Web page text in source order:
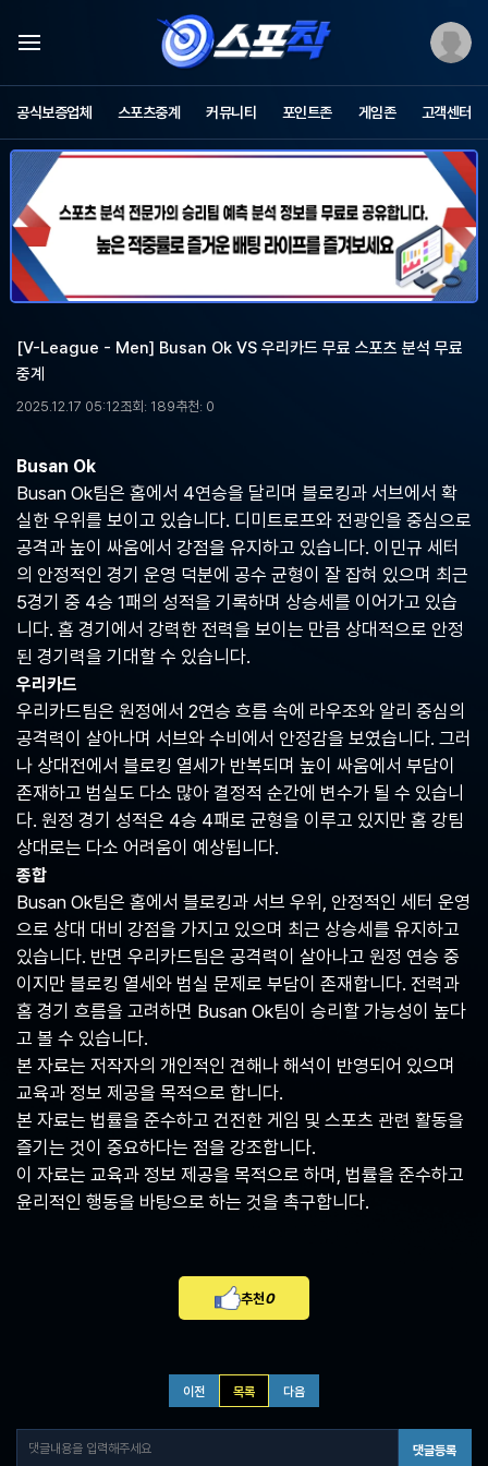
스
포
츠
중
포
착
-
료
츠
계,
해
구
중
계,
실
시
간
해
외
스
포
중
계
사
이
트
공식보증업체 스포츠중계 커뮤니티 포인트존 게임존 고객센터
[V-League - Men] Busan Ok VS 우리카드 무료 스포츠 분석 무료
중계
2025.12.17 05:12조회: 189추천: 0
Busan Ok
Busan Ok팀은 홈에서 4연승을 달리며 블로킹과 서브에서 확
실한 우위를 보이고 있습니다. 디미트로프와 전광인을 중심으로
공격과 높이 싸움에서 강점을 유지하고 있습니다. 이민규 세터
의 안정적인 경기 운영 덕분에 공수 균형이 잘 잡혀 있으며 최근
5경기 중 4승 1패의 성적을 기록하며 상승세를 이어가고 있습
니다. 홈 경기에서 강력한 전력을 보이는 만큼 상대적으로 안정
된 경기력을 기대할 수 있습니다.
우리카드
우리카드팀은 원정에서 2연승 흐름 속에 라우조와 알리 중심의
공격력이 살아나며 서브와 수비에서 안정감을 보였습니다. 그러
나 상대전에서 블로킹 열세가 반복되며 높이 싸움에서 부담이
존재하고 범실도 다소 많아 결정적 순간에 변수가 될 수 있습니
다. 원정 경기 성적은 4승 4패로 균형을 이루고 있지만 홈 강팀
상대로는 다소 어려움이 예상됩니다.
종합
Busan Ok팀은 홈에서 블로킹과 서브 우위, 안정적인 세터 운영
으로 상대 대비 강점을 가지고 있으며 최근 상승세를 유지하고
있습니다. 반면 우리카드팀은 공격력이 살아나고 원정 연승 중
이지만 블로킹 열세와 범실 문제로 부담이 존재합니다. 전력과
홈 경기 흐름을 고려하면 Busan Ok팀이 승리할 가능성이 높다
고 볼 수 있습니다.
본 자료는 저작자의 개인적인 견해나 해석이 반영되어 있으며
교육과 정보 제공을 목적으로 합니다.
본 자료는 법률을 준수하고 건전한 게임 및 스포츠 관련 활동을
즐기는 것이 중요하다는 점을 강조합니다.
이 자료는 교육과 정보 제공을 목적으로 하며, 법률을 준수하고
윤리적인 행동을 바탕으로 하는 것을 촉구합니다.
추천0
이전 목록 다음
댓글등록